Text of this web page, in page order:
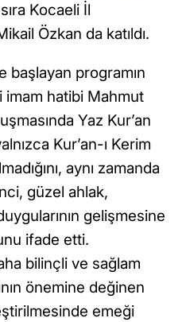
Kocaeli İl
Özkan da katıldı.
başlayan programın
imam hatibi Mahmut
Yaz Kur’an
Kur’an-ı Kerim
aynı zamanda
güzel ahlak,
gelişmesine
ifade etti.
bilinçli ve sağlam
önemine değinen
emeği